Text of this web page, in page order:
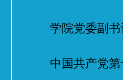
学院党委副书
中国共产党第十